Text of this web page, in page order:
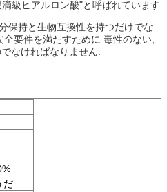
級ヒアルロン酸"と呼ばれています
保持と生物互換性を持つだけでな
要件を満たすために 毒性のない,
なければなりません.
だ